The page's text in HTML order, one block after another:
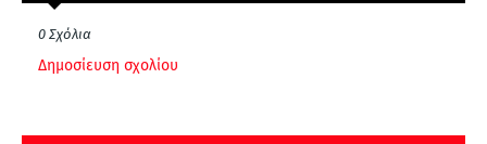
0 Σχόλια
Δημοσίευση σχολίου